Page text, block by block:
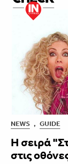
NEWS , GUIDE
Η σειρά
στις